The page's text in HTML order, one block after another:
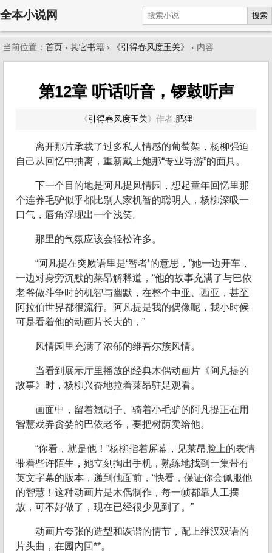
全本小说网 搜索
当前位置： 首页 › 其它书籍 › 《引得春风度玉关》 › 内容
第12章 听话听音，锣鼓听声
《引得春风度玉关》 作者:肥狸
离开那片承载了过多私人情感的葡萄架，杨柳强迫
自己从回忆中抽离，重新戴上她那“专业导游”的面具。
下一个目的地是阿凡提风情园，想起童年回忆里那
个连养毛驴似乎都比别人家机智的聪明人，杨柳深吸一
口气，唇角浮现出一个浅笑。
那里的气氛应该会轻松许多。
“阿凡提在突厥语里是‘智者’的意思，”她一边开车，
一边对身旁沉默的莱昂解释道，“他的故事充满了与巴依
老爷做斗争时的机智与幽默，在整个中亚、西亚，甚至
阿拉伯世界都很流行。阿凡提是我的偶像呢，我小时候
可是看着他的动画片长大的，”
风情园里充满了浓郁的维吾尔族风情。
当看到展示厅里播放的经典木偶动画片《阿凡提的
故事》时，杨柳兴奋地拉着莱昂驻足观看。
画面中，留着翘胡子、骑着小毛驴的阿凡提正在用
智慧戏弄贪婪的巴依老爷，要把树荫卖给他。
“你看，就是他！”杨柳指着屏幕，见莱昂脸上的表情
带着些许陌生，她立刻掏出手机，熟练地找到一集带有
英文字幕的版本，递到他面前，“快看，保证你会佩服他
的智慧！这种动画片是木偶制作，每一帧都靠人工摆
放，可不好做了，现在已经很少见到了。”
动画片夸张的造型和诙谐的情节，配上维汉双语的
片头曲，在园内回**。